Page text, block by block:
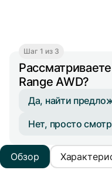
Шаг 1 из 3
Range AWD?
Да, найти
Нет, просто
Обзор